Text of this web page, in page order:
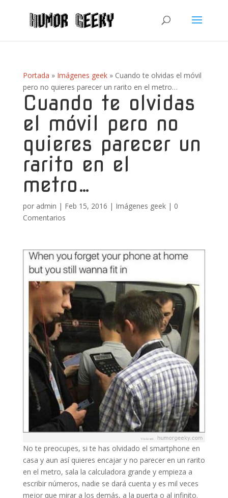
Portada » Imágenes geek» Cuando te olvidas el móvil
pero no quieres parecer un rarito en el metro…
Cuando te olvidas
el móvil pero no
quieres parecer un
rarito en el
metro…
por admin | Feb 15, 2016 | Imágenes geek| 0
Comentarios
No te preocupes, si te has olvidado el smartphone en
casa y aun así quieres encajar y no parecer en un rarito
en el metro, sala la calculadora grande y empieza a
escribir números, nadie se dará cuenta y es mil veces
mejor que mirar a los demás, a la puerta o al infinito.